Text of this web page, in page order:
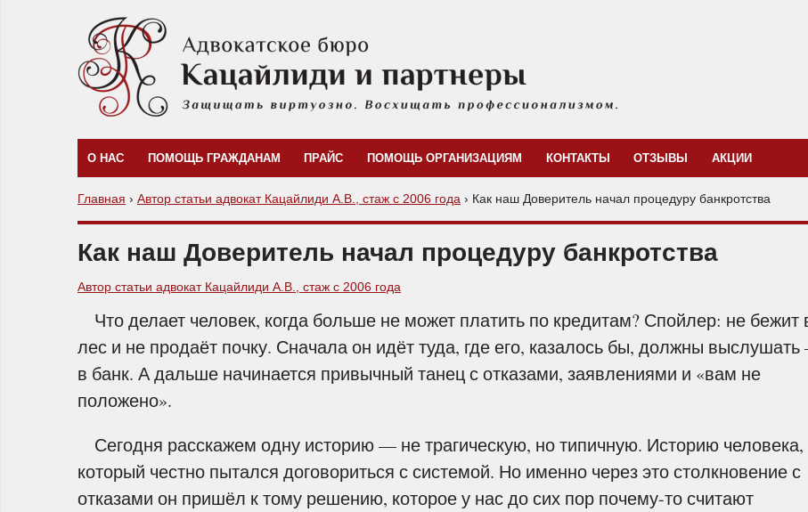
О НАС ПОМОЩЬ ГРАЖДАНАМ ПРАЙС ПОМОЩЬ ОРГАНИЗАЦИЯМ КОНТАКТЫ ОТЗЫВЫ АКЦИИ
Главная › Автор статьи адвокат Кацайлиди А.В., стаж с 2006 года › Как наш Доверитель начал процедуру банкротства
Как наш Доверитель начал процедуру банкротства
Автор статьи адвокат Кацайлиди А.В., стаж с 2006 года
Что делает человек, когда больше не может платить по кредитам? Спойлер: не бежит
лес и не продаёт почку. Сначала он идёт туда, где его, казалось бы, должны
в банк. А дальше начинается привычный танец с отказами, заявлениями и «вам не
положено».
Сегодня расскажем одну историю — не трагическую, но типичную. Историю человека,
который честно пытался договориться с системой. Но именно через это столкновение с
отказами он пришёл к тому решению, которое у нас до сих пор почему-то считают